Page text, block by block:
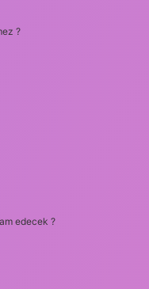
?
edecek ?